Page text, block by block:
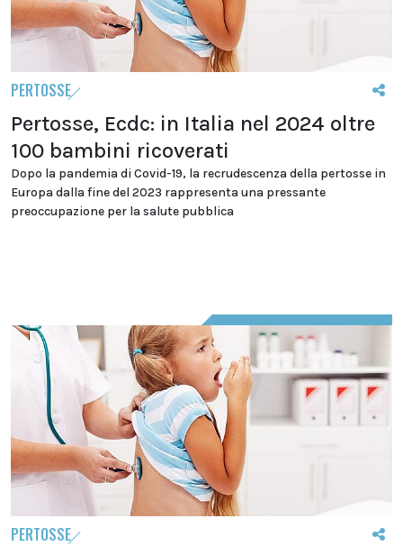
PERTOSSE
Pertosse, Ecdc: in Italia nel 2024 oltre
100 bambini ricoverati
Dopo la pandemia di Covid-19, la recrudescenza della pertosse in
Europa dalla fine del 2023 rappresenta una pressante
preoccupazione per la salute pubblica
PERTOSSE